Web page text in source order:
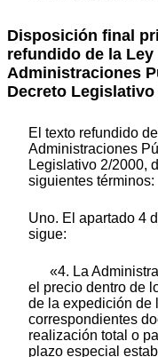
Disposición final
refundido de la
Administraciones
Decreto Legislativo
El texto refundido
Administraciones
Legislativo 2/2000,
siguientes términos:
Uno. El apartado 4
sigue:
«4. La
el precio dentro de
de la expedición de
correspondientes
realización total o
plazo especial